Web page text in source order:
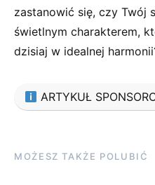
zastanowić się, czy Twój
⁢świetlnym charakterem,
dzisiaj w idealnej
ARTYKUŁ
MOŻESZ TAKŻE POLUBIĆ